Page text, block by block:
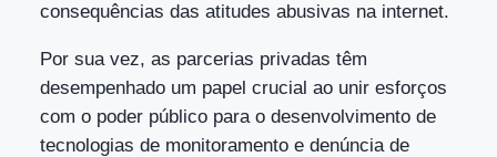
consequências das atitudes abusivas na internet.
Por sua vez, as parcerias privadas têm
desempenhado um papel crucial ao unir esforços
com o poder público para o desenvolvimento de
tecnologias de monitoramento e denúncia de